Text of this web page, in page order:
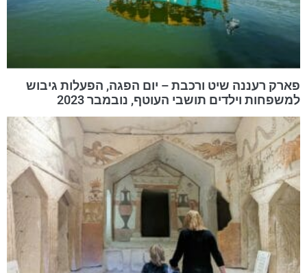
פארק רעננה שיט ורכבת – יום הפגה, הפעלות גיבוש
למשפחות וילדים תושבי העוטף, נובמבר 2023